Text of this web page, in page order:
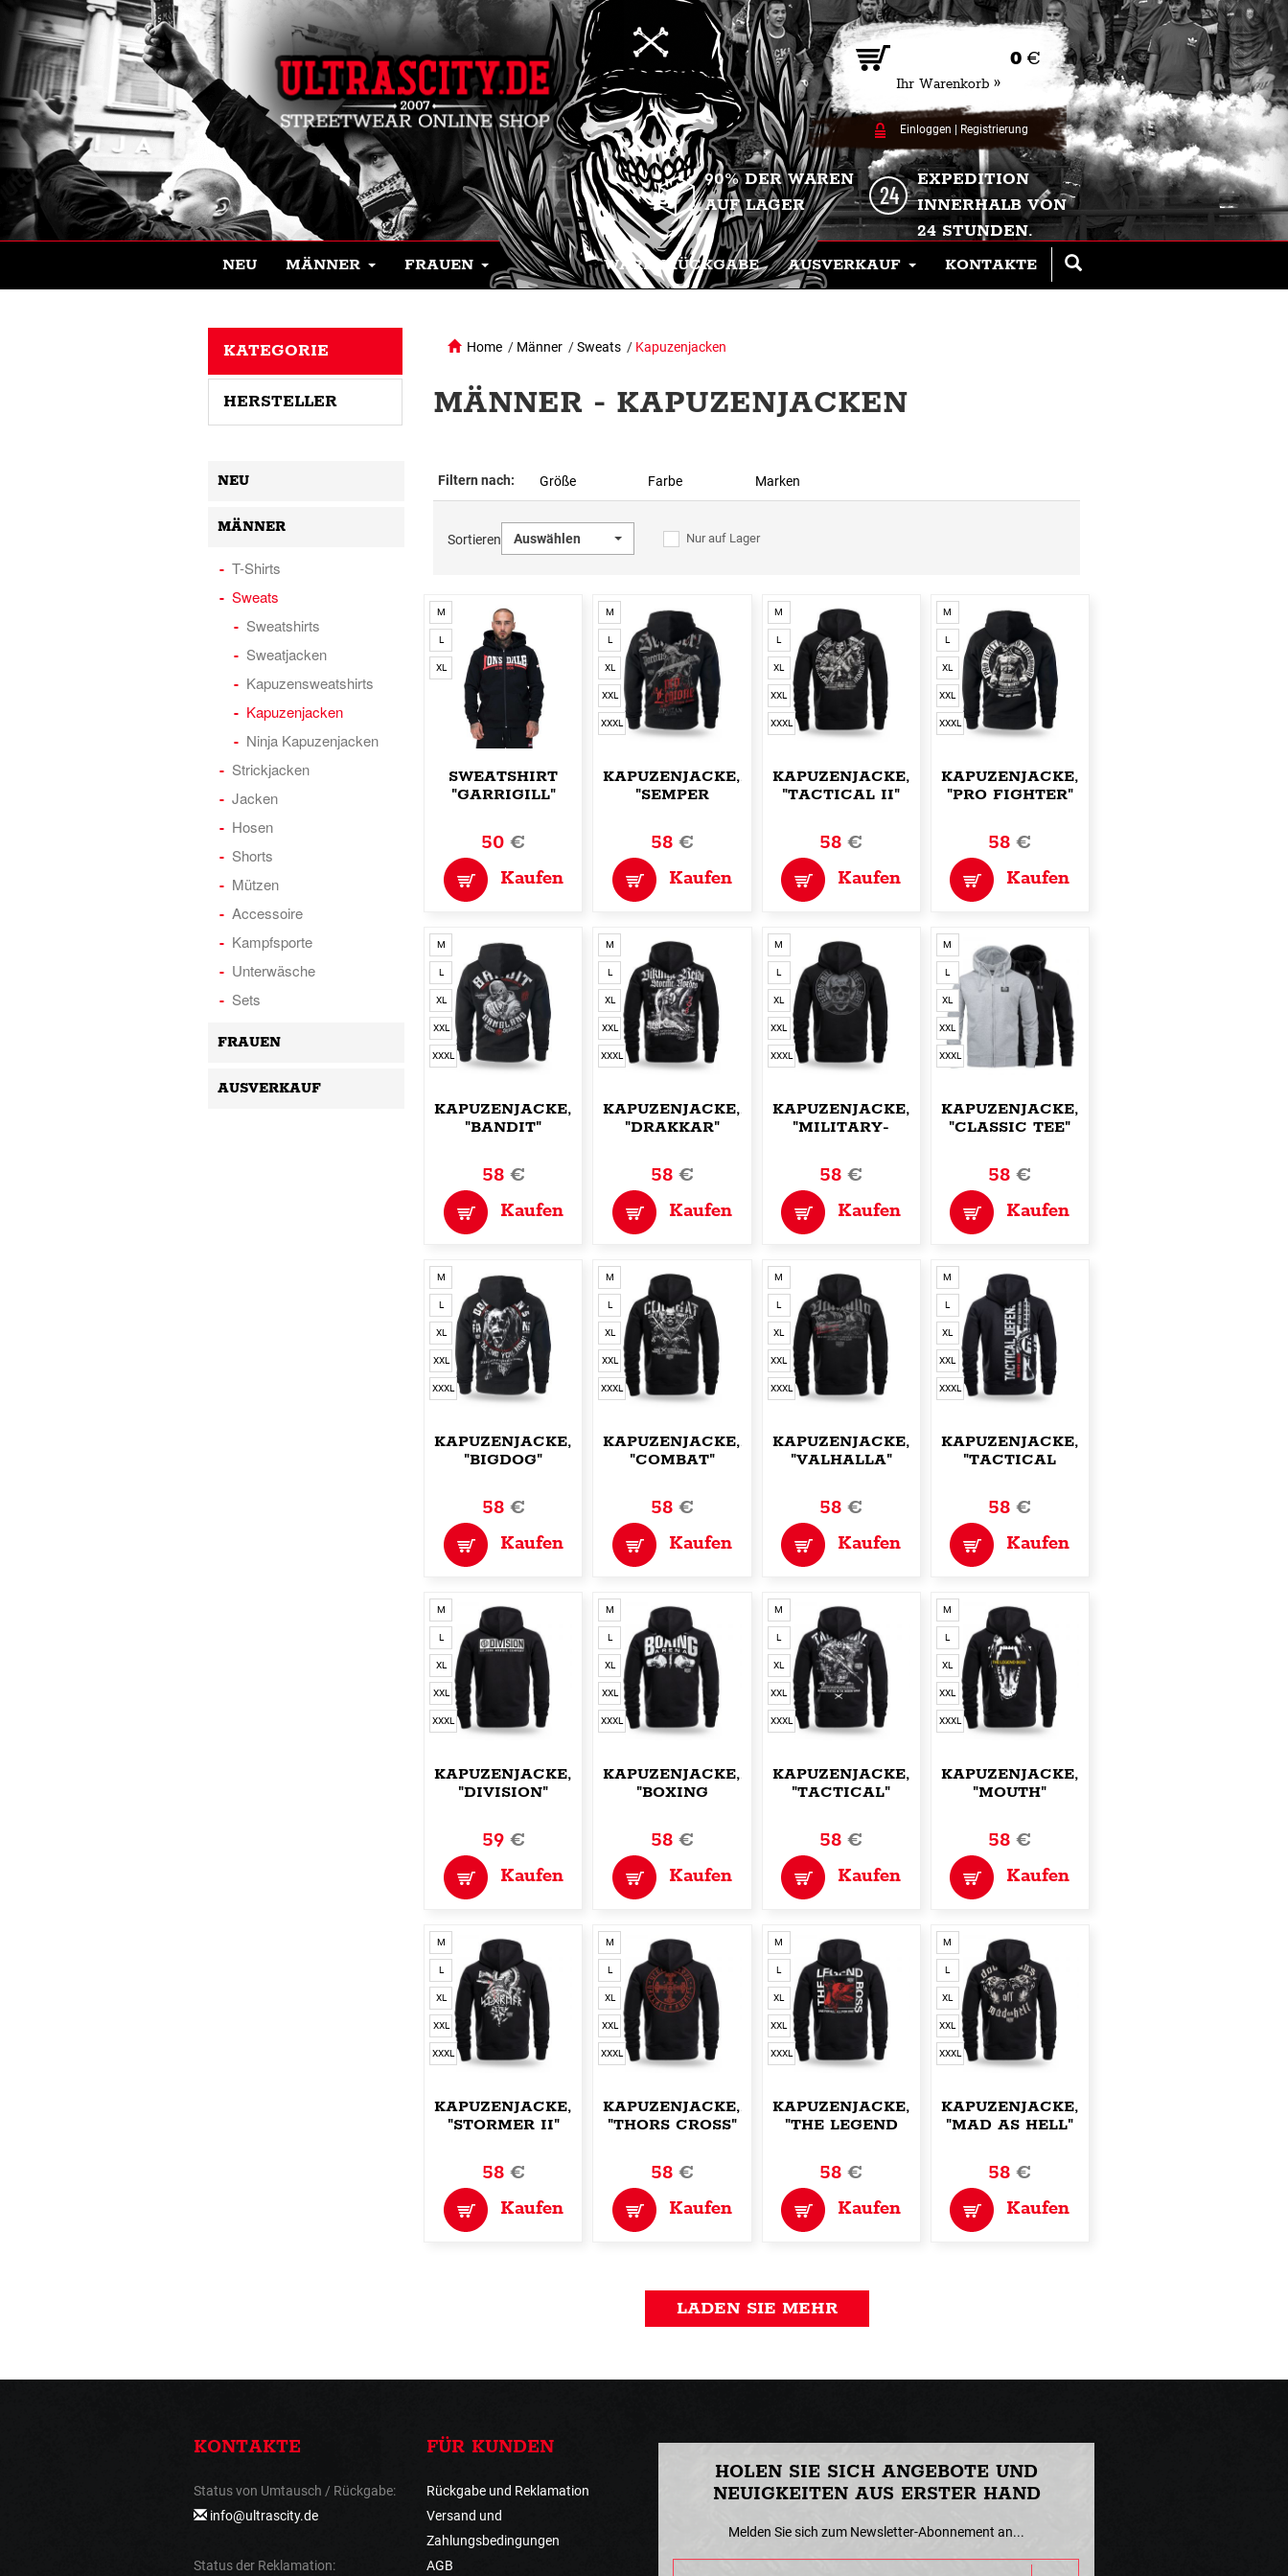
0 €
Ihr Warenkorb »
Einloggen Registrierung
90% DER WAREN
AUF LAGER
EXPEDITION
INNERHALB VON
24 STUNDEN.
NEU MÄNNER FRAUEN WARENRÜCKGABE AUSVERKAUF KONTAKTE
Home / Männer /Sweats / Kapuzenjacken
MÄNNER - KAPUZENJACKEN
Filtern nach: Größe Farbe Marken
Sortieren Auswählen Nur auf Lager
M
L
XL
SWEATSHIRT
"GARRIGILL"
50€
Kaufen
M
L
XL
XXL
XXXL
KAPUZENJACKE,ZIP
"SEMPER
58€
Kaufen
M
L
XL
XXL
XXXL
KAPUZENJACKE,ZIP
"TACTICAL II"
58€
Kaufen
M
L
XL
XXL
XXXL
KAPUZENJACKE,ZIP
"PRO FIGHTER"
58€
Kaufen
M
L
XL
XXL
XXXL
KAPUZENJACKE,ZIP
"BANDIT"
58€
Kaufen
M
L
XL
XXL
XXXL
KAPUZENJACKE,ZIP
"DRAKKAR"
58€
Kaufen
M
L
XL
XXL
XXXL
KAPUZENJACKE,ZIP
"MILITARY-
58€
Kaufen
M
L
XL
XXL
XXXL
KAPUZENJACKE,ZIP
"CLASSIC TEE"
58€
Kaufen
M
L
XL
XXL
XXXL
KAPUZENJACKE,ZIP
"BIGDOG"
58€
Kaufen
M
L
XL
XXL
XXXL
KAPUZENJACKE,ZIP
"COMBAT"
58€
Kaufen
M
L
XL
XXL
XXXL
KAPUZENJACKE,ZIP
"VALHALLA"
58€
Kaufen
M
L
XL
XXL
XXXL
KAPUZENJACKE,ZIP
"TACTICAL
58€
Kaufen
M
L
XL
XXL
XXXL
KAPUZENJACKE,ZIP
"DIVISION"
59€
Kaufen
M
L
XL
XXL
XXXL
KAPUZENJACKE,ZIP
"BOXING
58€
Kaufen
M
L
XL
XXL
XXXL
KAPUZENJACKE,ZIP
"TACTICAL"
58€
Kaufen
M
L
XL
XXL
XXXL
KAPUZENJACKE,ZIP
"MOUTH"
58€
Kaufen
M
L
XL
XXL
XXXL
KAPUZENJACKE,ZIP
"STORMER II"
58€
Kaufen
M
L
XL
XXL
XXXL
KAPUZENJACKE,ZIP
"THORS CROSS"
58€
Kaufen
M
L
XL
XXL
XXXL
KAPUZENJACKE,ZIP
"THE LEGEND
58€
Kaufen
M
L
XL
XXL
XXXL
KAPUZENJACKE,ZIP
"MAD AS HELL"
58€
Kaufen
LADEN SIE MEHR
KATEGORIE
HERSTELLER
NEU
MÄNNER
T-Shirts
Sweats
Sweatshirts
Sweatjacken
Kapuzensweatshirts
Kapuzenjacken
Ninja Kapuzenjacken
Strickjacken
Jacken
Hosen
Shorts
Mützen
Accessoire
Kampfsporte
Unterwäsche
Sets
FRAUEN
AUSVERKAUF
KONTAKTE
Status von Umtausch / Rückgabe:
info@ultrascity.de
Status der Reklamation:
FÜR KUNDEN
Rückgabe und Reklamation
Versand und
Zahlungsbedingungen
AGB
HOLEN SIE SICH ANGEBOTE UND
NEUIGKEITEN AUS ERSTER HAND
Melden Sie sich zum Newsletter-Abonnement an...